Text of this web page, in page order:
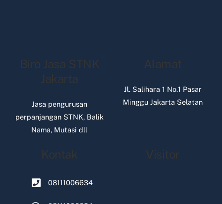
Biro Jasa STNK
Jakarta
Jasa pengurusan
perpanjangan STNK, Balik
Nama, Mutasi dll
Alamat
Jl. Salihara 1 No.1 Pasar
Minggu Jakarta Selatan
Kontak
08111006634
Visitor